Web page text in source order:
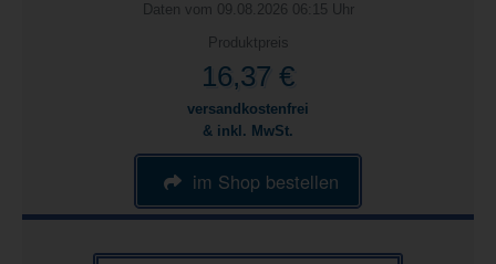
Daten vom 09.08.2026 06:15 Uhr
Produktpreis
16,37 €
versandkostenfrei
& inkl. MwSt.
im Shop bestellen